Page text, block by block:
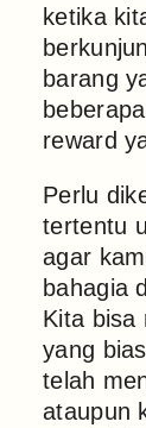
ketika
barang
reward
Perlu
tertentu
agar
bahagia
Kita bisa
yang
telah
ataupun